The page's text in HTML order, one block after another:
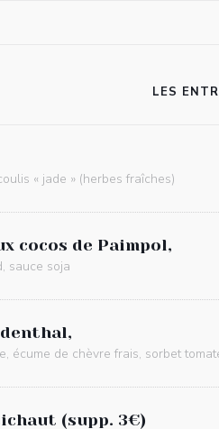
LES
« jade » (herbes fraîches)
cocos de Paimpol,
sauce soja
écume de chèvre frais, sorbet
(supp. 3€)
L'AUBERGE